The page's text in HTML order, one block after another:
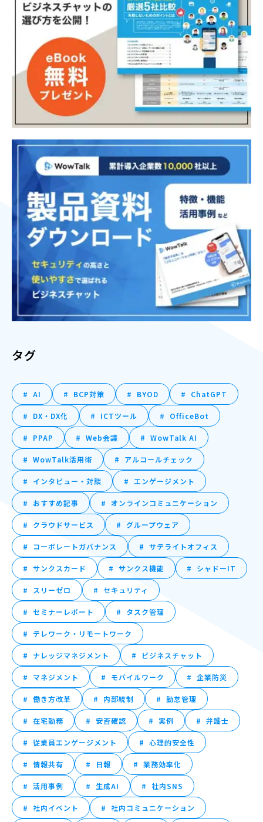
タグ
AI BCP対策 BYOD ChatGPT
DX・DX化 ICTツール OfficeBot
PPAP Web会議 WowTalk AI
WowTalk活用術 アルコールチェック
インタビュー・対談 エンゲージメント
おすすめ記事 オンラインコミュニケーション
クラウドサービス グループウェア
コーポレートガバナンス サテライトオフィス
サンクスカード サンクス機能 シャドーIT
スリーゼロ セキュリティ
セミナーレポート タスク管理
テレワーク・リモートワーク
ナレッジマネジメント ビジネスチャット
マネジメント モバイルワーク 企業防災
働き方改革 内部統制 勤怠管理
在宅勤務 安否確認 実例 弁護士
従業員エンゲージメント 心理的安全性
情報共有 日報 業務効率化
活用事例 生成AI 社内SNS
社内イベント 社内コミュニケーション